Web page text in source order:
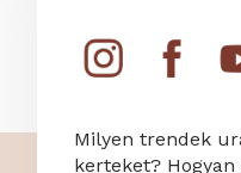
Milyen trendek
kerteket?